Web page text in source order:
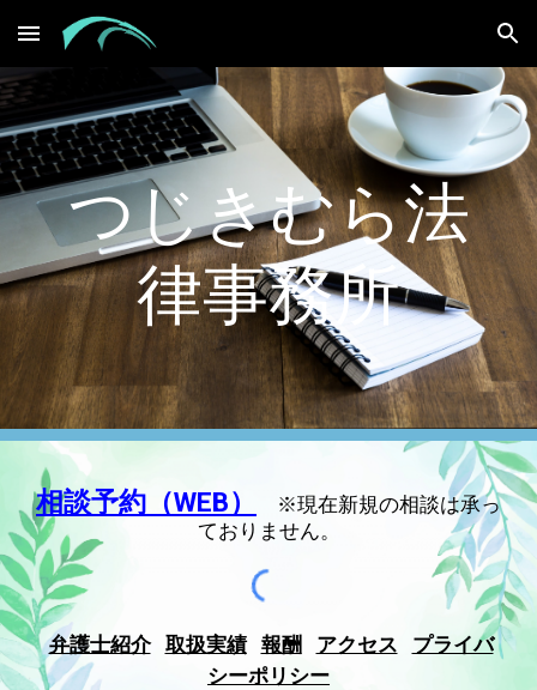
Skip to main content Skip to navigation
つじきむら法
律事務所
相談予約（WEB）
※現在新規の相談は承っ
ておりません。
弁護士紹介 取扱実績 報酬 アクセス
プライバ
シーポリシー